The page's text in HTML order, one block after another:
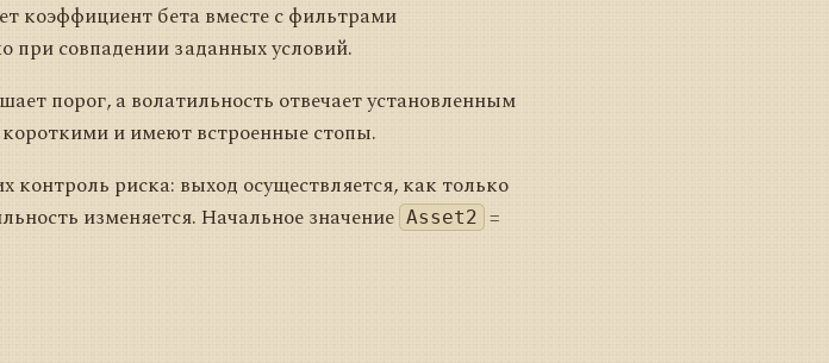
коэффициент бета вместе с фильтрами
при совпадении заданных условий.
порог, а волатильность отвечает установленным
и имеют встроенные стопы.
риска: выход осуществляется, как только
изменяется. Начальное значение Asset2 =